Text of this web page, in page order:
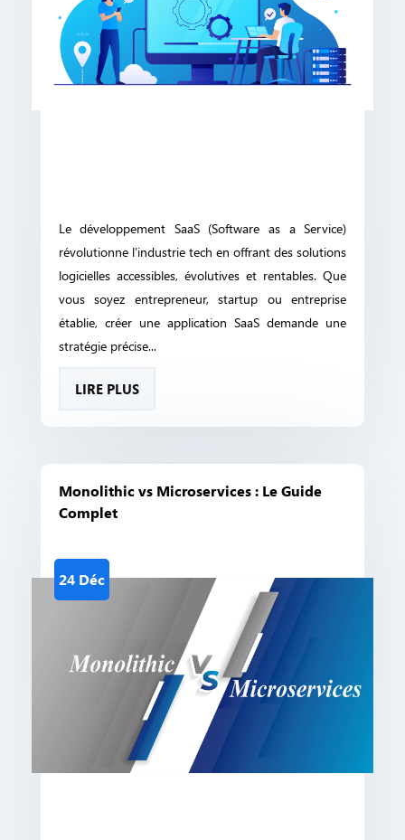
Le développement SaaS (Software as a Service)
révolutionne l’industrie tech en offrant des solutions
logicielles accessibles, évolutives et rentables. Que
vous soyez entrepreneur, startup ou entreprise
établie, créer une application SaaS demande une
stratégie précise...
LIRE PLUS
Monolithic vs Microservices : Le Guide
Complet
24 Déc